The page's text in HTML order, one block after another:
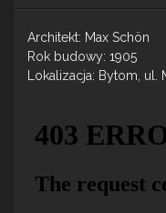
Architekt: Max Schön
Rok budowy: 1905
Lokalizacja: Bytom, ul.